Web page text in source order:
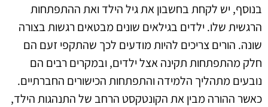
בנוסף, יש לקחת בחשבון את גיל הילד ואת ההתפתחות
הרגשית שלו. ילדים בגילאים שונים מבטאים רגשות בצורה
שונה. הורים צריכים להיות מודעים לכך שהתקפי זעם הם
חלק מהתפתחות תקינה אצל ילדים, ובמקרים רבים הם
נובעים מתהליך הלמידה והתפתחות הכישורים החברתיים.
כאשר ההורה מבין את הקונטקסט הרחב של התנהגות הילד,